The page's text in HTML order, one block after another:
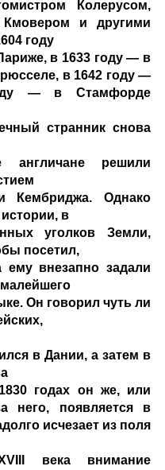
Колерусом,
и другими
году
в 1633 году — в
в 1642 году —
— в Стамфорде
странник снова
англичане решили
Кембриджа. Однако
в
уголков Земли,
посетил,
внезапно задали
Он говорил чуть ли
в Дании, а затем в
годах он же, или
него, появляется в
исчезает из поля
века внимание